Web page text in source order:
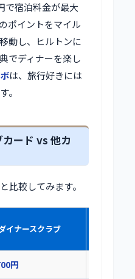
で宿泊料金が最大
ポイントをマイル
動し、ヒルトンに
でディナーを楽し
は、旅行好きには
。
ード vs 他カ
比較してみます。
イナースクラブ
円